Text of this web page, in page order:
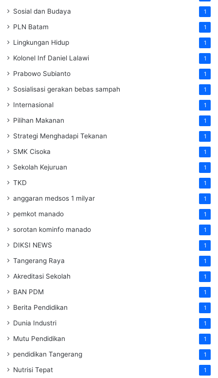
Sosial dan Budaya 1
PLN Batam 1
Lingkungan Hidup 1
Kolonel Inf Daniel Lalawi 1
Prabowo Subianto 1
Sosialisasi gerakan bebas sampah 1
Internasional 1
Pilihan Makanan 1
Strategi Menghadapi Tekanan 1
SMK Cisoka 1
Sekolah Kejuruan 1
TKD 1
anggaran medsos 1 milyar 1
pemkot manado 1
sorotan kominfo manado 1
DIKSI NEWS 1
Tangerang Raya 1
Akreditasi Sekolah 1
BAN PDM 1
Berita Pendidikan 1
Dunia Industri 1
Mutu Pendidikan 1
pendidikan Tangerang 1
Nutrisi Tepat 1